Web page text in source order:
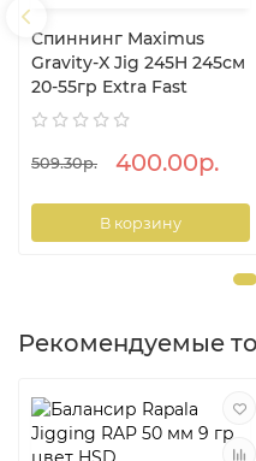
Спиннинг Maximus
Gravity-X Jig 245H 245см
20-55гр Extra Fast
509.30р. 400.00р.
В корзину
Рекомендуемые